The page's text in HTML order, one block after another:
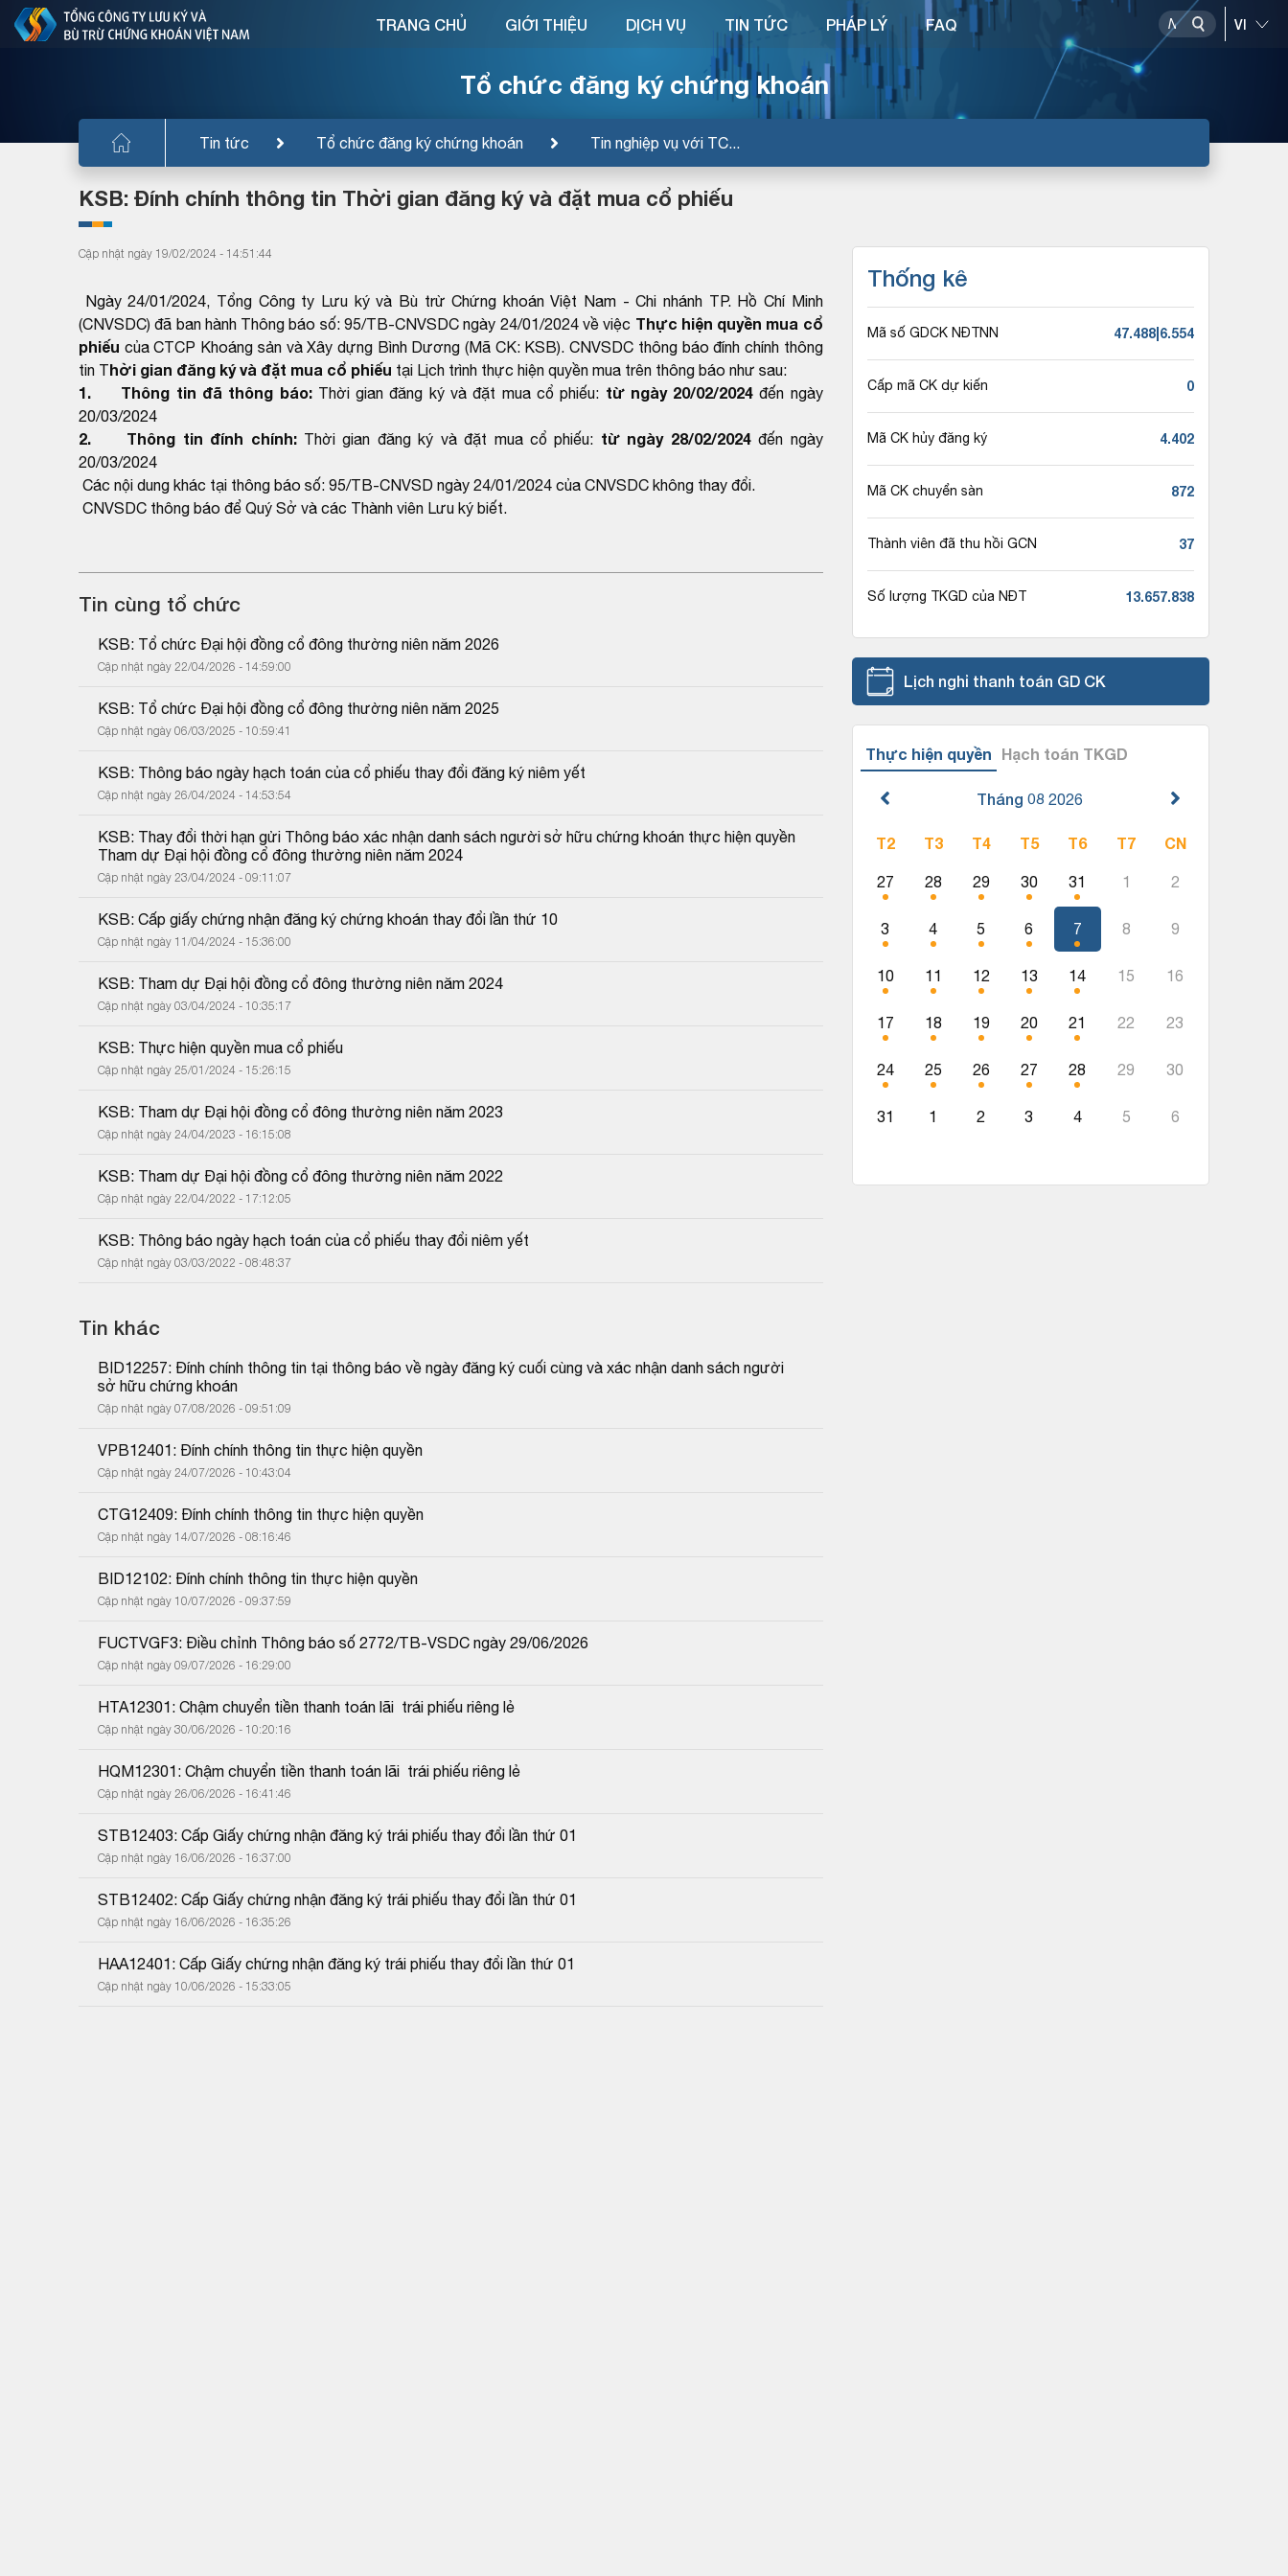
Tổ chức đăng ký chứng khoán
Tin tức Tổ chức đăng ký chứng khoán Tin nghiệp vụ với TC...
TRANG CHỦ GIỚI THIỆU DỊCH VỤ TIN TỨC PHÁP LÝ FAQ
KSB: Đính chính thông tin Thời gian đăng ký và đặt mua cổ phiếu
Cập nhật ngày 19/02/2024 - 14:51:44
Ngày 24/01/2024, Tổng Công ty Lưu ký và Bù trừ Chứng khoán Việt Nam - Chi nhánh TP. Hồ Chí Minh
(CNVSDC) đã ban hành Thông báo số: 95/TB-CNVSDC ngày 24/01/2024 về việc Thực hiện quyền mua cổ
phiếu của CTCP Khoáng sản và Xây dựng Bình Dương (Mã CK: KSB). CNVSDC thông báo đính chính thông
tin Thời gian đăng ký và đặt mua cổ phiếu tại Lịch trình thực hiện quyền mua trên thông báo như sau:
1. Thông tin đã thông báo: Thời gian đăng ký và đặt mua cổ phiếu: từ ngày 20/02/2024 đến ngày
20/03/2024
2. Thông tin đính chính:Thời gian đăng ký và đặt mua cổ phiếu: từ ngày 28/02/2024đến ngày
20/03/2024
Các nội dung khác tại thông báo số: 95/TB-CNVSD ngày 24/01/2024 của CNVSDC không thay đổi.
CNVSDC thông báo để Quý Sở và các Thành viên Lưu ký biết.
Tin cùng tổ chức
KSB: Tổ chức Đại hội đồng cổ đông thường niên năm 2026
Cập nhật ngày 22/04/2026 - 14:59:00
KSB: Tổ chức Đại hội đồng cổ đông thường niên năm 2025
Cập nhật ngày 06/03/2025 - 10:59:41
KSB: Thông báo ngày hạch toán của cổ phiếu thay đổi đăng ký niêm yết
Cập nhật ngày 26/04/2024 - 14:53:54
KSB: Thay đổi thời hạn gửi Thông báo xác nhận danh sách người sở hữu chứng khoán thực hiện quyền
Tham dự Đại hội đồng cổ đông thường niên năm 2024
Cập nhật ngày 23/04/2024 - 09:11:07
KSB: Cấp giấy chứng nhận đăng ký chứng khoán thay đổi lần thứ 10
Cập nhật ngày 11/04/2024 - 15:36:00
KSB: Tham dự Đại hội đồng cổ đông thường niên năm 2024
Cập nhật ngày 03/04/2024 - 10:35:17
KSB: Thực hiện quyền mua cổ phiếu
Cập nhật ngày 25/01/2024 - 15:26:15
KSB: Tham dự Đại hội đồng cổ đông thường niên năm 2023
Cập nhật ngày 24/04/2023 - 16:15:08
KSB: Tham dự Đại hội đồng cổ đông thường niên năm 2022
Cập nhật ngày 22/04/2022 - 17:12:05
KSB: Thông báo ngày hạch toán của cổ phiếu thay đổi niêm yết
Cập nhật ngày 03/03/2022 - 08:48:37
Tin khác
BID12257: Đính chính thông tin tại thông báo về ngày đăng ký cuối cùng và xác nhận danh sách người
sở hữu chứng khoán
Cập nhật ngày 07/08/2026 - 09:51:09
VPB12401: Đính chính thông tin thực hiện quyền
Cập nhật ngày 24/07/2026 - 10:43:04
CTG12409: Đính chính thông tin thực hiện quyền
Cập nhật ngày 14/07/2026 - 08:16:46
BID12102: Đính chính thông tin thực hiện quyền
Cập nhật ngày 10/07/2026 - 09:37:59
FUCTVGF3: Điều chỉnh Thông báo số 2772/TB-VSDC ngày 29/06/2026
Cập nhật ngày 09/07/2026 - 16:29:00
HTA12301: Chậm chuyển tiền thanh toán lãi  trái phiếu riêng lẻ
Cập nhật ngày 30/06/2026 - 10:20:16
HQM12301: Chậm chuyển tiền thanh toán lãi  trái phiếu riêng lẻ
Cập nhật ngày 26/06/2026 - 16:41:46
STB12403: Cấp Giấy chứng nhận đăng ký trái phiếu thay đổi lần thứ 01
Cập nhật ngày 16/06/2026 - 16:37:00
STB12402: Cấp Giấy chứng nhận đăng ký trái phiếu thay đổi lần thứ 01
Cập nhật ngày 16/06/2026 - 16:35:26
HAA12401: Cấp Giấy chứng nhận đăng ký trái phiếu thay đổi lần thứ 01
Cập nhật ngày 10/06/2026 - 15:33:05
Thống kê
Mã số GDCK NĐTNN 47.488|6.554
Cấp mã CK dự kiến 0
Mã CK hủy đăng ký 4.402
Mã CK chuyển sàn 872
Thành viên đã thu hồi GCN 37
Số lượng TKGD của NĐT 13.657.838
Lịch nghỉ thanh toán GD CK
Thực hiện quyền Hạch toán TKGD
Tháng 08 2026
T2 T3 T4 T5 T6 T7 CN
27 28 29 30 31 1 2
3 4 5 6 7 8 9
10 11 12 13 14 15 16
17 18 19 20 21 22 23
24 25 26 27 28 29 30
31 1 2 3 4 5 6